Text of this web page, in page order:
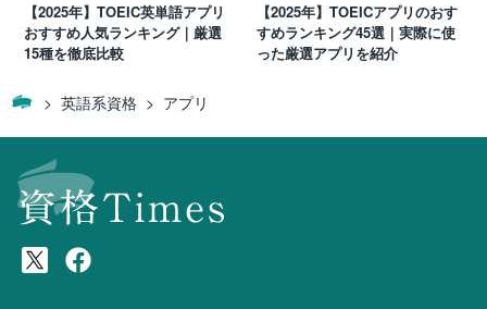
【2025年】TOEIC英単語アプリ
おすすめ人気ランキング｜厳選
15種を徹底比較
【2025年】TOEICアプリのおす
すめランキング45選｜実際に使
った厳選アプリを紹介
英語系資格 アプリ